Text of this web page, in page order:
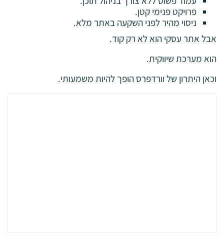
פרויקט פנימי קטן.
ניסוי מהיר לפני השקעה באתר מלא.
אבל אתר עסקי הוא לא רק קוד.
הוא מערכת שיווקית.
וכאן היתרון של וורדפרס הופך להיות משמעותי.